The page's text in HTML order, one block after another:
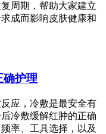
周期，帮助大家建立
成而影响皮肤健康和
确护理
应，冷敷是最安全有
冷敷缓解红肿的正确
率、工具选择，以及